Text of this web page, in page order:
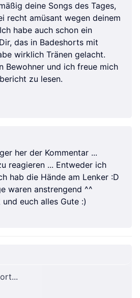
deine Songs des Tages,
recht amüsant wegen deinem
habe auch schon ein
das in Badeshorts mit
wirklich Tränen gelacht.
Bewohner und ich freue mich
zu lesen.
her der Kommentar ...
reagieren ... Entweder ich
hab die Hände am Lenker :D
waren anstrengend ^^
euch alles Gute :)